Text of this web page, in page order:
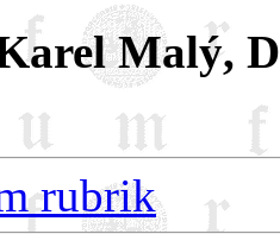
Malý,
rubrik